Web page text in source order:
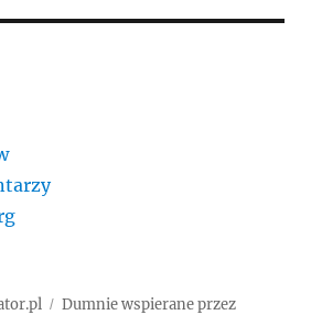
Dumnie wspierane przez